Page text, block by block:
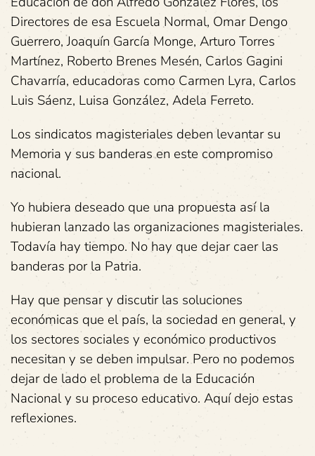
Directores de esa Escuela Normal, Omar Dengo
Guerrero, Joaquín García Monge, Arturo Torres
Martínez, Roberto Brenes Mesén, Carlos Gagini
Chavarría, educadoras como Carmen Lyra, Carlos
Luis Sáenz, Luisa González, Adela Ferreto.
Los sindicatos magisteriales deben levantar su
Memoria y sus banderas en este compromiso
nacional.
Yo hubiera deseado que una propuesta así la
hubieran lanzado las organizaciones magisteriales.
Todavía hay tiempo. No hay que dejar caer las
banderas por la Patria.
Hay que pensar y discutir las soluciones
económicas que el país, la sociedad en general, y
los sectores sociales y económico productivos
necesitan y se deben impulsar. Pero no podemos
dejar de lado el problema de la Educación
Nacional y su proceso educativo. Aquí dejo estas
reflexiones.